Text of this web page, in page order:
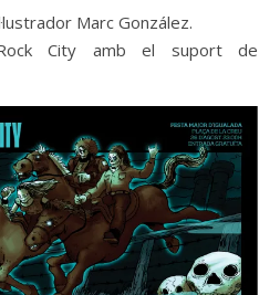
Marc González.
Rock City amb el suport de